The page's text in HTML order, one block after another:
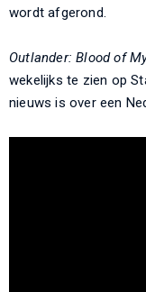
wordt afgerond.
Outlander: Blood of
wekelijks te zien op
nieuws is over een